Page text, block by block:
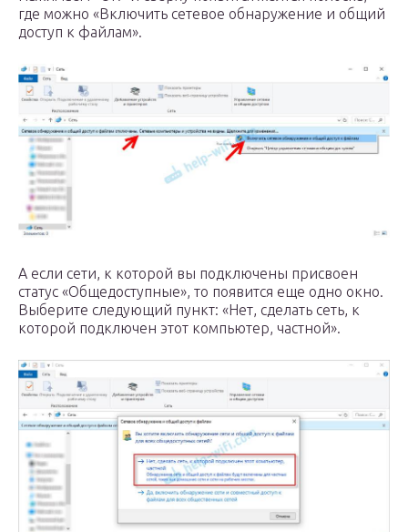
где можно «Включить сетевое обнаружение и общий
доступ к файлам».
А если сети, к которой вы подключены присвоен
статус «Общедоступные», то появится еще одно окно.
Выберите следующий пункт: «Нет, сделать сеть, к
которой подключен этот компьютер, частной».